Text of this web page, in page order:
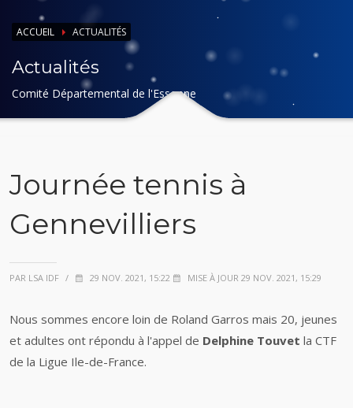
ACCUEIL ACTUALITÉS
Actualités
Comité Départemental de l'Essonne
Journée tennis à
Gennevilliers
PAR LSA IDF / 29 NOV. 2021, 15:22 MISE À JOUR 29 NOV. 2021, 15:29
Nous sommes encore loin de Roland Garros mais 20, jeunes
et adultes ont répondu à l'appel de Delphine Touvet la CTF
de la Ligue Ile-de-France.